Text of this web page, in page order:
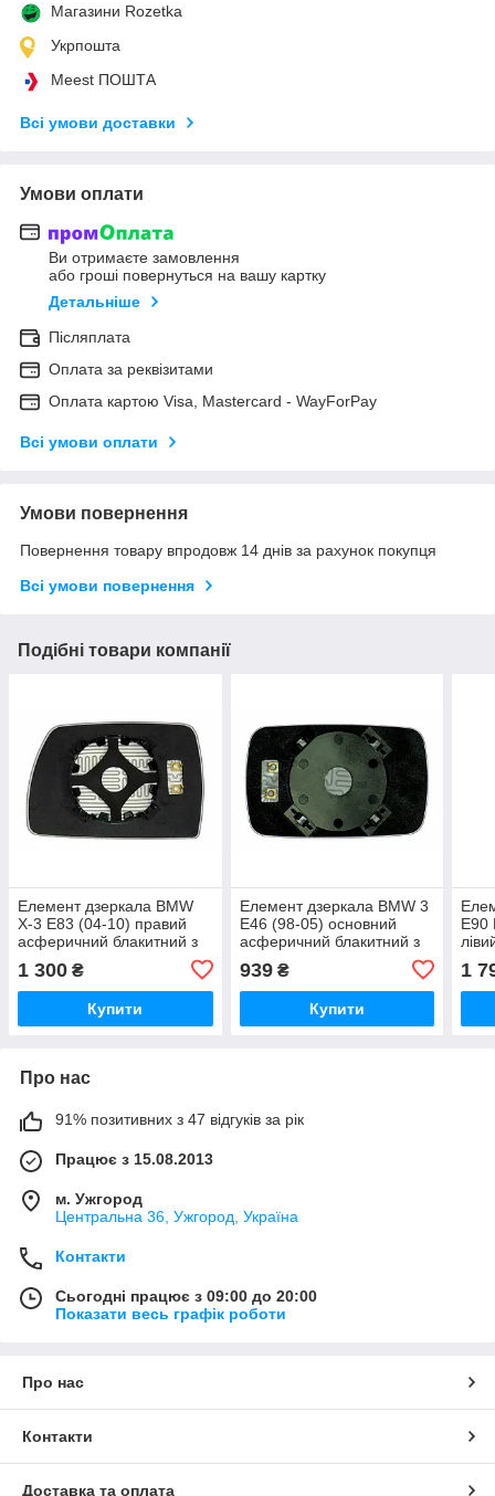
Магазини Rozetka
Укрпошта
Meest ПОШТА
Всі умови доставки
Умови оплати
Ви отримаєте замовлення
або гроші повернуться на вашу картку
Детальніше
Післяплата
Оплата за реквізитами
Оплата картою Visa, Mastercard - WayForPay
Всі умови оплати
Умови повернення
Повернення товару впродовж 14 днів за рахунок покупця
Всі умови повернення
Подібні товари компанії
Елемент дзеркала BMW
X-3 E83 (04-10) правий
асферичний блакитний з
1 300 ₴
Купити
Елемент дзеркала BMW 3
E46 (98-05) основний
асферичний блакитний з
939₴
Купити
E90
1
Про нас
91% позитивних з 47 відгуків за рік
Працює з 15.08.2013
м. Ужгород
Центральна 36, Ужгород, Україна
Контакти
Сьогодні працює з 09:00 до 20:00
Показати весь графік роботи
Про нас
Контакти
Доставка та оплата